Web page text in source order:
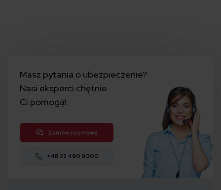
Masz pytania o ubezpieczenie?
Nasi eksperci chętnie
Ci pomogą!
Zamów rozmowę
+48 22 490 9000